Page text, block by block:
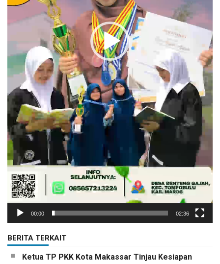
00:00 02:36
BERITA TERKAIT
Ketua TP PKK Kota Makassar Tinjau Kesiapan